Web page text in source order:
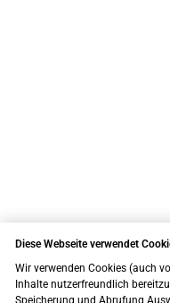
Diese Webseite verwendet
Wir verwenden Cookies (auch
Inhalte nutzerfreundlich
Speicherung und Abrufung